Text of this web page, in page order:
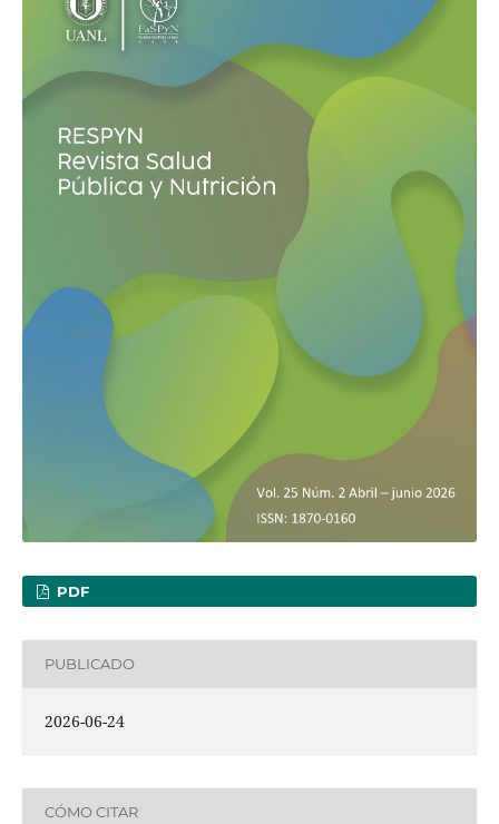
PDF
PUBLICADO
2026-06-24
CÓMO CITAR